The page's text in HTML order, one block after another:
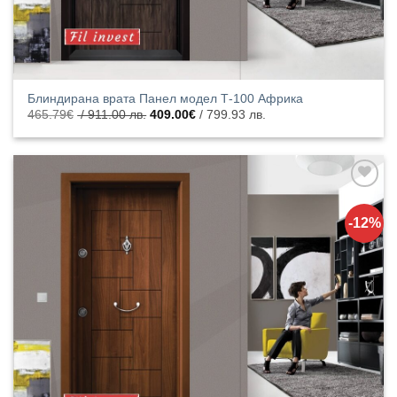
Блиндирана врата Панел модел Т-100 Африка
465.79€ / 911.00 лв. Original
was:
911.00
лв..
409.00€ / 799.93 лв.
е:
-12%
към
списъка с
харесани
продукти